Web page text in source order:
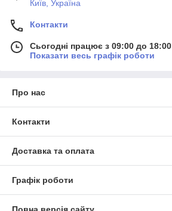
Київ, Україна
Контакти
Сьогодні працює з 09:00 до 18:00
Показати весь графік роботи
Про нас
Контакти
Доставка та оплата
Графік роботи